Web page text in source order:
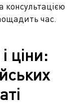
консультацією
час.
ціни: